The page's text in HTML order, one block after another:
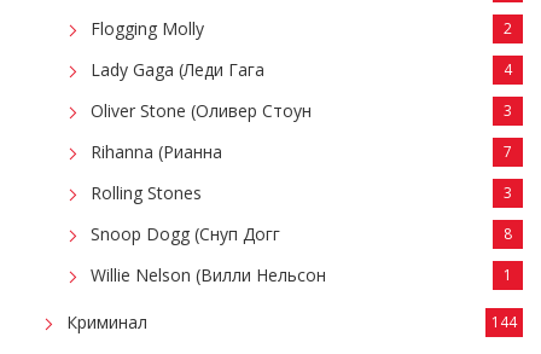
Flogging Molly 2
Lady Gaga (Леди Гага 4
Oliver Stone (Оливер Стоун 3
Rihanna (Рианна 7
Rolling Stones 3
Snoop Dogg (Снуп Догг 8
Willie Nelson (Вилли Нельсон 1
Криминал 144